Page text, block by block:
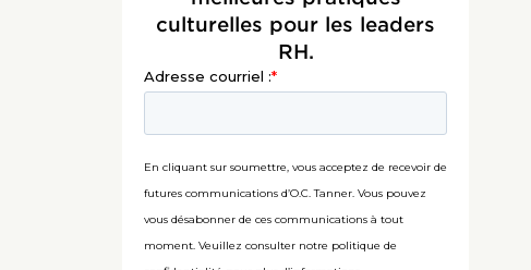
culturelles pour les leaders
RH.